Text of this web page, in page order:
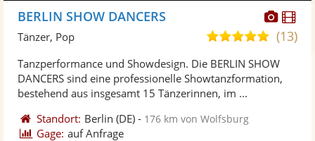
Fotos
BERLIN SHOW DANCERS
5,0
5
Sternen
(13)
Tänzer, Pop
Tanzperformance und Showdesign. Die BERLIN SHOW
DANCERS sind eine professionelle Showtanzformation,
bestehend aus insgesamt 15 Tänzerinnen, im ...
Standort: Berlin (DE) - 176 km von Wolfsburg
Gage: auf Anfrage